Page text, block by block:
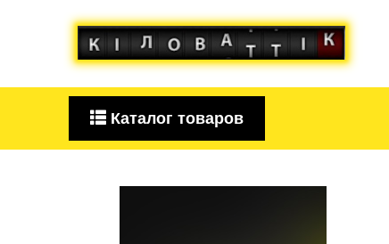
Каталог товаров